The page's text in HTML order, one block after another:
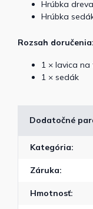
Hrúbka
Hrúbka
Rozsah doručenia:
1 × lavica
1 × sedák
Dodatočné
Kategória:
Záruka:
Hmotnosť: